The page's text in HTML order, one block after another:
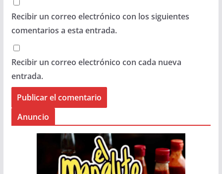
Recibir un correo electrónico con los siguientes
comentarios a esta entrada.
Recibir un correo electrónico con cada nueva
entrada.
Anuncio